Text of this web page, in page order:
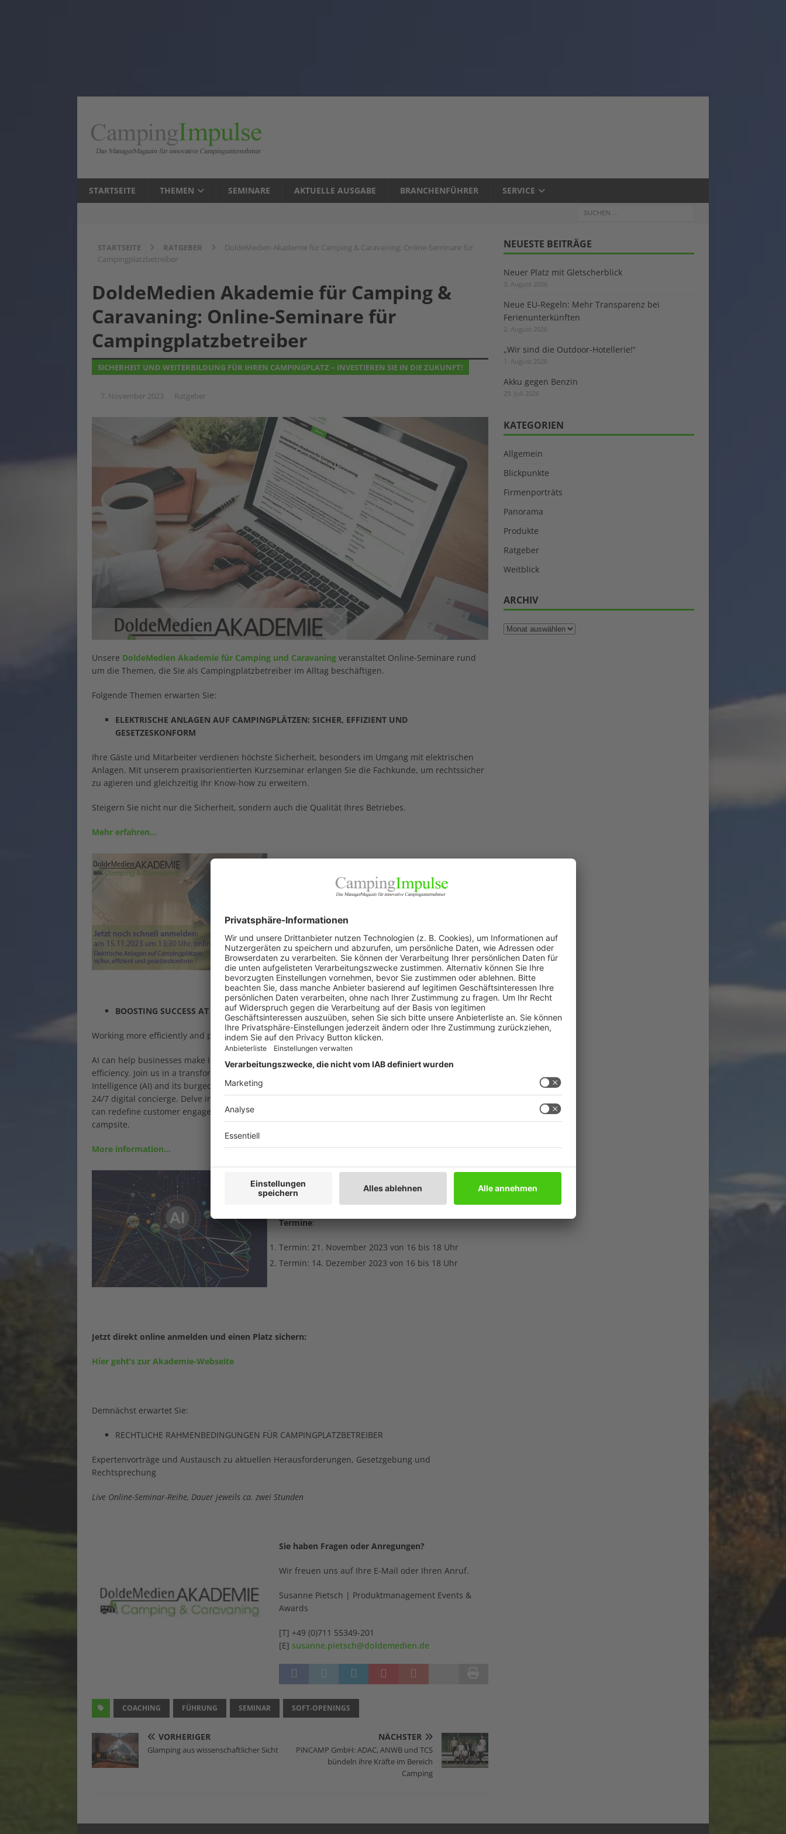
STARTSEITE THEMEN SEMINARE AKTUELLE AUSGABE BRANCHENFÜHRER SERVICE
STARTSEITE RATGEBER
DoldeMedien Akademie für Camping & Caravaning: Online-Seminare für
Campingplatzbetreiber
DoldeMedien Akademie für Camping &
Caravaning: Online-Seminare für
Campingplatzbetreiber
SICHERHEIT UND WEITERBILDUNG FÜR IHREN CAMPINGPLATZ – INVESTIEREN SIE IN DIE ZUKUNFT!
7. November 2023 Ratgeber
Unsere DoldeMedien Akademie für Camping und Caravaning veranstaltet Online-Seminare rund
um die Themen, die Sie als Campingplatzbetreiber im Alltag beschäftigen.
Folgende Themen erwarten Sie:
ELEKTRISCHE ANLAGEN AUF CAMPINGPLÄTZEN: SICHER, EFFIZIENT UND
GESETZESKONFORM
Ihre Gäste und Mitarbeiter verdienen höchste Sicherheit, besonders im Umgang mit elektrischen
Anlagen. Mit unserem praxisorientierten Kurzseminar erlangen Sie die Fachkunde, um rechtssicher
zu agieren und gleichzeitig Ihr Know-how zu erweitern.
Steigern Sie nicht nur die Sicherheit, sondern auch die Qualität Ihres Betriebes.
Mehr erfahren…
Live Online-Seminar, Dauer ca. zwei Stunden
Termin 13.12.2023 von 13:30 – 15:30 Uhr
Termin 15.02.2024 von 09:00 – 11:00 Uhr
BOOSTING SUCCESS AT CAMPGROUNDS THROUGH AI
Working more efficiently and productively with chatbots, AI and CAMPY
AI can help businesses make informed decisions, automate processes, and boost productivity and
efficiency. Join us in a transformative webinar where we explore the expansive realm of Artificial
Intelligence (AI) and its burgeoning applications in the camping industry, spotlighting Campy – your
24/7 digital concierge. Delve into how AI, through embodiments like Campy, ChatGPT, and DALL-E,
can redefine customer engagement, operational efficiency, and revenue generation for your
campsite.
More information…
Live Online-Seminar, Dauer ca. zwei Stunden
Termine:
Termin: 21. November 2023 von 16 bis 18 Uhr
Termin: 14. Dezember 2023 von 16 bis 18 Uhr
Jetzt direkt online anmelden und einen Platz sichern:
Hier geht’s zur Akademie-Webseite
Demnächst erwartet Sie:
RECHTLICHE RAHMENBEDINGUNGEN FÜR CAMPINGPLATZBETREIBER
Expertenvorträge und Austausch zu aktuellen Herausforderungen, Gesetzgebung und
Rechtsprechung
Live Online-Seminar-Reihe, Dauer jeweils ca. zwei Stunden
Sie haben Fragen oder Anregungen?
Wir freuen uns auf Ihre E-Mail oder Ihren Anruf.
Susanne Pietsch | Produktmanagement Events &
Awards
[T] +49 (0)711 55349-201
[E] susanne.pietsch@doldemedien.de
COACHING FÜHRUNG SEMINAR SOFT-OPENINGS
VORHERIGER
Glamping aus wissenschaftlicher Sicht
NÄCHSTER
PiNCAMP GmbH: ADAC, ANWB und TCS
bündeln ihre Kräfte im Bereich
Camping
NEUESTE BEITRÄGE
Neuer Platz mit Gletscherblick
3. August 2026
Neue EU-Regeln: Mehr Transparenz bei
Ferienunterkünften
2. August 2026
„Wir sind die Outdoor-Hotellerie!“
1. August 2026
Akku gegen Benzin
29. Juli 2026
KATEGORIEN
Allgemein
Blickpunkte
Firmenporträts
Panorama
Produkte
Ratgeber
Weitblick
ARCHIV